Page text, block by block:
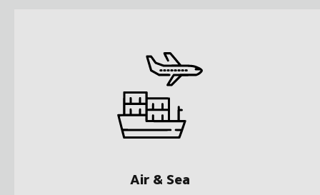
Air & Sea